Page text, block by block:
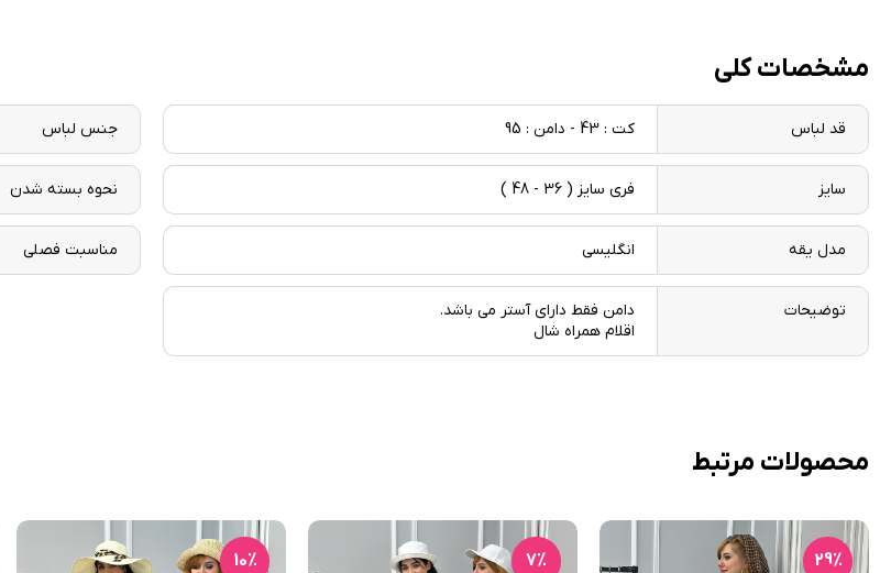
مشخصات کلی
قد لباس کت : 43 - دامن : 95 جنس لباس
سایز فری سایز ( 36 - 48 ) نحوه بسته شدن
مدل یقه انگلیسی مناسبت فصلی
توضیحات
دامن فقط دارای آستر می باشد.
اقلام همراه شال
محصولات مرتبط
29٪ 7٪ 10٪